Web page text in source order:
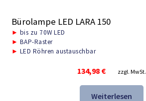
Bürolampe LED LARA 150
► bis zu 70W LED
► BAP-Raster
► LED Röhren austauschbar
134,98 € zzgl. MwSt.
Weiterlesen